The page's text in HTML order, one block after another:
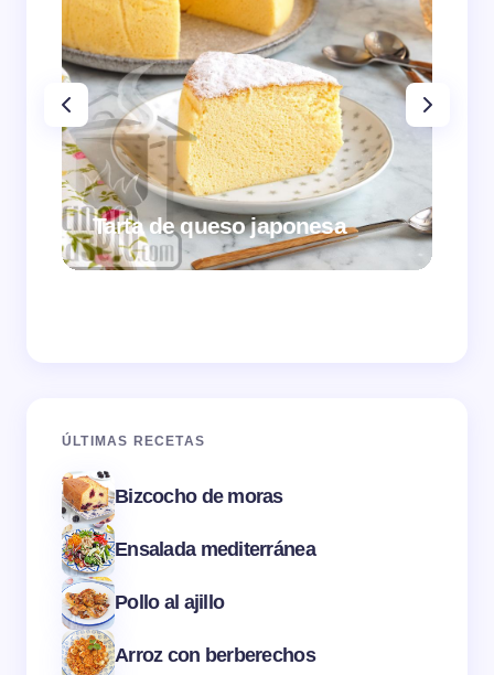
Tarta de queso japonesa
ÚLTIMAS RECETAS
Bizcocho de moras
Ensalada mediterránea
Pollo al ajillo
Arroz con berberechos